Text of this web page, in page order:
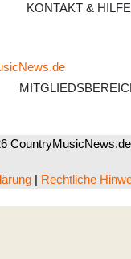
KONTAKT & HILFE
| Rechtliche